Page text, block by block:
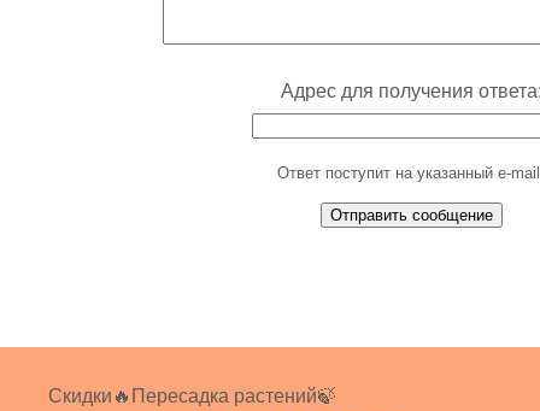
Адрес для получения
Ответ поступит на указанный e-
Скидки🔥 Пересадка растений🍃